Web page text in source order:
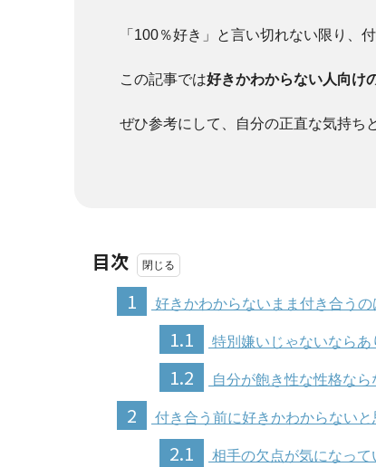
「100％好き」と言い切れない限り、
この記事では好きかわからない人向け
ぜひ参考にして、自分の正直な気持ち
目次
1
好きかわからないまま付き合うの
1.1 特別嫌いじゃないならあ
1.2 自分が飽き性な性格なら
2 付き合う前に好きかわからないと
2.1 相手の欠点が気になって